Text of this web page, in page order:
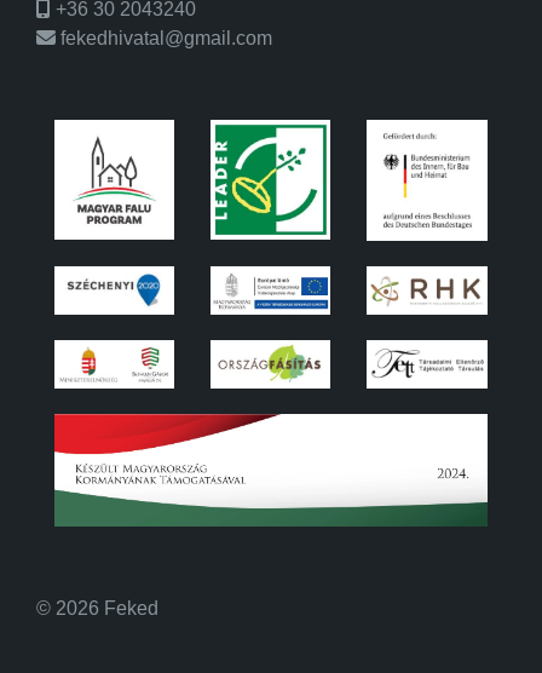
+36 30 2043240
fekedhivatal@gmail.com
© 2026 Feked